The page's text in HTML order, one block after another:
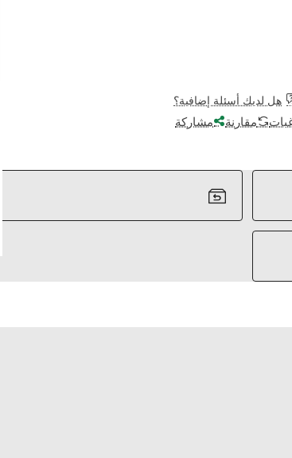
هل لديك أسئلة إضافية؟
مقارنة مشاركة